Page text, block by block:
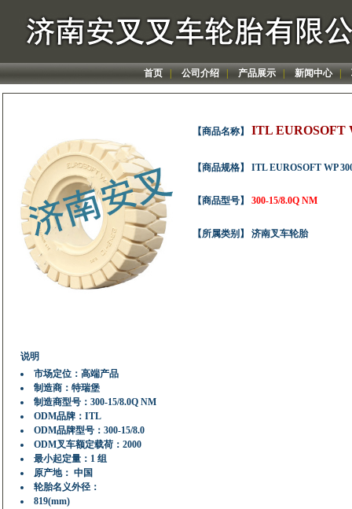
首页 公司介绍 产品展示 新闻中心|
【商品名称】 ITL EUROSOFT
【商品规格】 ITL EUROSOFT WP
【商品型号】 300-15/8.0Q NM
【所属类别】 济南叉车轮胎
说明
市场定位：高端产品
制造商：特瑞堡
制造商型号：300-15/8.0Q NM
ODM品牌：ITL
ODM品牌型号：300-15/8.0
ODM叉车额定载荷：2000
最小起定量：1 组
原产地： 中国
轮胎名义外径：
819(mm)